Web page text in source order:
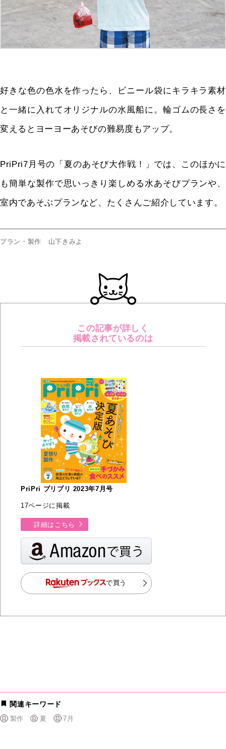
好きな色の色水を作ったら、ビニール袋にキラキラ素材
と一緒に入れてオリジナルの水風船に。輪ゴムの長さを
変えるとヨーヨーあそびの難易度もアップ。
PriPri7月号の「夏のあそび大作戦！」では、このほかに
も簡単な製作で思いっきり楽しめる水あそびプランや、
室内であそぶプランなど、たくさんご紹介しています。
プラン・製作 山下きみよ
この記事が詳しく
掲載されているのは
PriPri プリプリ 2023年7月号
17ページに掲載
詳細はこちら
で買う
関連キーワード
製作 夏 7月